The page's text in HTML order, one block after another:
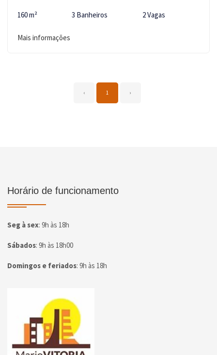
160 m² 3 Banheiros 2 Vagas
Mais informações
‹ 1 ›
Horário de funcionamento
Seg à sex: 9h às 18h
Sábados: 9h às 18h00
Domingos e feriados: 9h às 18h
Página inicial